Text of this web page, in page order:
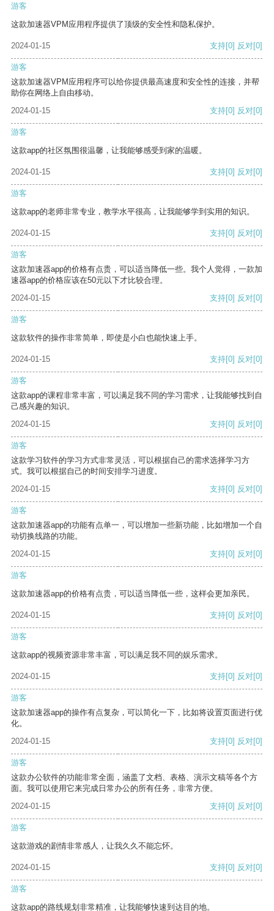
游客
这款加速器VPM应用程序提供了顶级的安全性和隐私保护。
2024-01-15 支持[0] 反对[0]
游客
这款加速器VPM应用程序可以给你提供最高速度和安全性的连接，并帮
助你在网络上自由移动。
2024-01-15
支持[0] 反对[0]
游客
这款app的社区氛围很温馨，让我能够感受到家的温暖。
2024-01-15 支持[0] 反对[0]
游客
这款app的老师非常专业，教学水平很高，让我能够学到实用的知识。
2024-01-15 支持[0] 反对[0]
游客
这款加速器app的价格有点贵，可以适当降低一些。我个人觉得，一款加
速器app的价格应该在50元以下才比较合理。
2024-01-15
支持[0] 反对[0]
游客
这款软件的操作非常简单，即使是小白也能快速上手。
2024-01-15 支持[0] 反对[0]
游客
这款app的课程非常丰富，可以满足我不同的学习需求，让我能够找到自
己感兴趣的知识。
2024-01-15
支持[0] 反对[0]
游客
这款学习软件的学习方式非常灵活，可以根据自己的需求选择学习方
式。我可以根据自己的时间安排学习进度。
2024-01-15
支持[0] 反对[0]
游客
这款加速器app的功能有点单一，可以增加一些新功能，比如增加一个自
动切换线路的功能。
2024-01-15
支持[0] 反对[0]
游客
这款加速器app的价格有点贵，可以适当降低一些，这样会更加亲民。
2024-01-15 支持[0] 反对[0]
游客
这款app的视频资源非常丰富，可以满足我不同的娱乐需求。
2024-01-15 支持[0] 反对[0]
游客
这款加速器app的操作有点复杂，可以简化一下，比如将设置页面进行优
化。
2024-01-15
支持[0] 反对[0]
游客
这款办公软件的功能非常全面，涵盖了文档、表格、演示文稿等各个方
面。我可以使用它来完成日常办公的所有任务，非常方便。
2024-01-15
支持[0] 反对[0]
游客
这款游戏的剧情非常感人，让我久久不能忘怀。
2024-01-15 支持[0] 反对[0]
游客
这款app的路线规划非常精准，让我能够快速到达目的地。